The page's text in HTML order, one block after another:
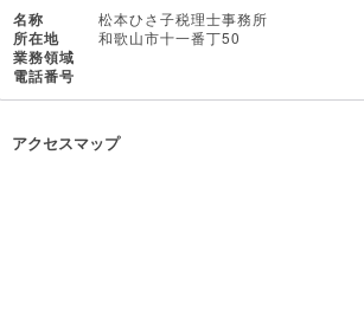
名称
松本ひさ子税理士事務所
所在地 和歌山市十一番丁50
業務領域
電話番号
アクセスマップ